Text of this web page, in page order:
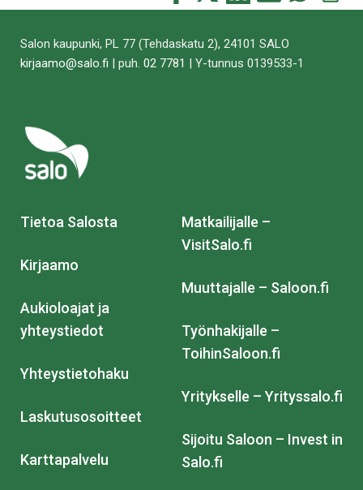
tämä tämä tämä tämä tämä tämä
Salon kaupunki, PL 77 (Tehdaskatu 2), 24101 SALO
kirjaamo@salo.fi | puh. 02 7781 | Y-tunnus 0139533-1
Tietoa Salosta
Kirjaamo
Aukioloajat ja
yhteystiedot
Yhteystietohaku
Laskutusosoitteet
Karttapalvelu
Matkailijalle –
VisitSalo.fi
Muuttajalle – Saloon.fi
Työnhakijalle –
ToihinSaloon.fi
Yritykselle – Yrityssalo.fi
Sijoitu Saloon – Invest in
Salo.fi